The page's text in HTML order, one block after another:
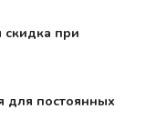
при
для постоянных